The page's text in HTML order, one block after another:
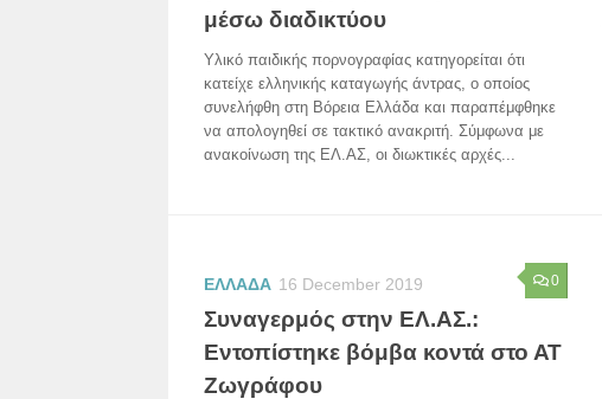
μέσω διαδικτύου
Υλικό παιδικής πορνογραφίας κατηγορείται ότι
κατείχε ελληνικής καταγωγής άντρας, ο οποίος
συνελήφθη στη Βόρεια Ελλάδα και παραπέμφθηκε
να απολογηθεί σε τακτικό ανακριτή. Σύμφωνα με
ανακοίνωση της ΕΛ.ΑΣ, οι διωκτικές αρχές...
0
ΕΛΛΑΔΑ 16 December 2019
Συναγερμός στην ΕΛ.ΑΣ.:
Εντοπίστηκε βόμβα κοντά στο ΑΤ
Ζωγράφου